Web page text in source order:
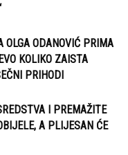
OLGA ODANOVIĆ PRIMA
KOLIKO ZAISTA
PRIHODI
I PREMAŽITE
A PLIJESAN ĆE